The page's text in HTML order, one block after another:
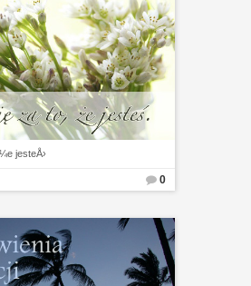
jesteÅ›
0